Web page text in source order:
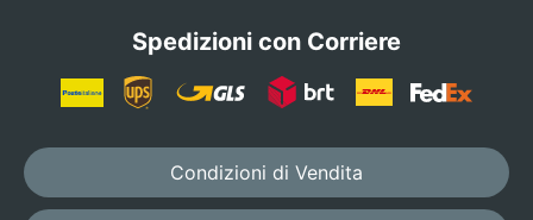
Spedizioni con Corriere
Condizioni di Vendita